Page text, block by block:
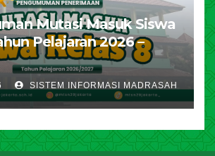
Mutasi Masuk Siswa
Pelajaran 2026 –
SISTEM INFORMASI MADRASAH